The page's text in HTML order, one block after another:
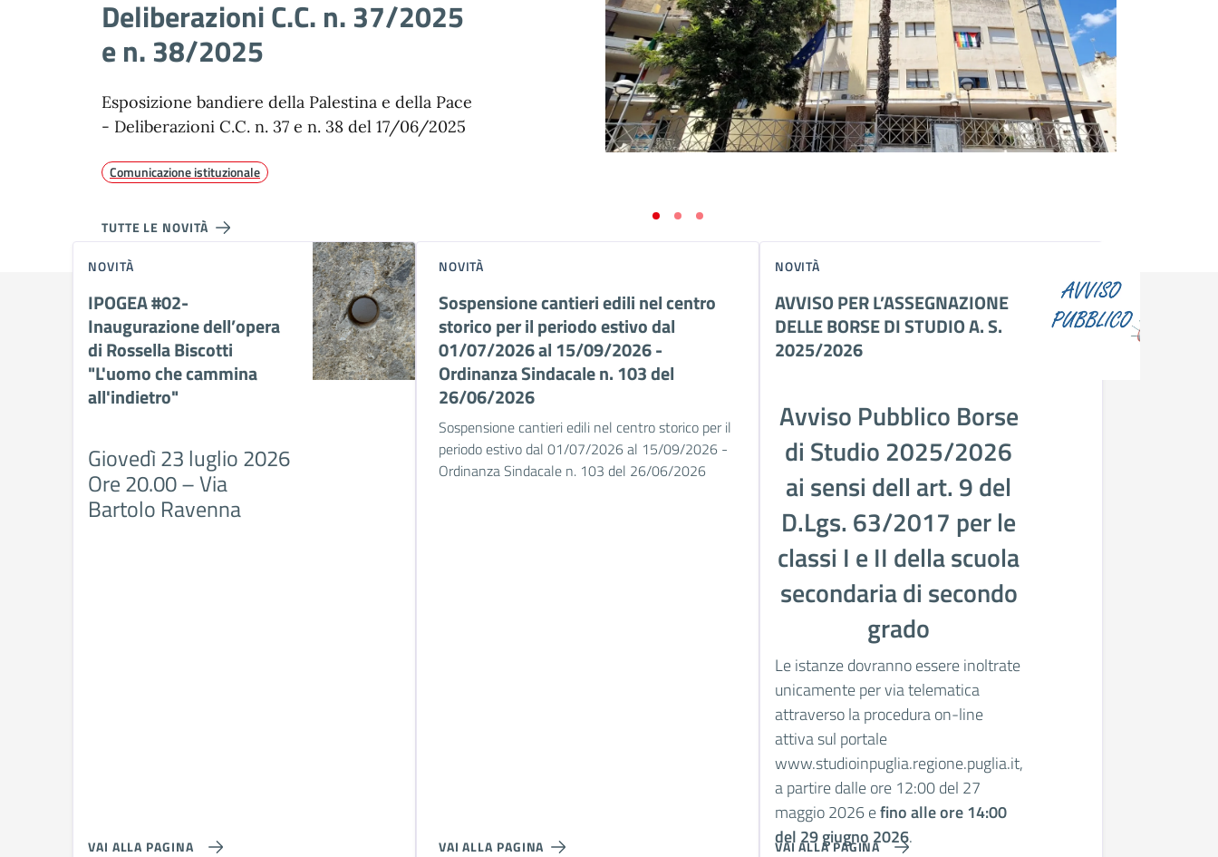
Deliberazioni C.C. n. 37/2025
e n. 38/2025
Esposizione bandiere della Palestina e della Pace
- Deliberazioni C.C. n. 37 e n. 38 del 17/06/2025
Comunicazione istituzionale
TUTTE LE NOVITÀ
NOVITÀ
IPOGEA #02-
Inaugurazione dell’opera
di Rossella Biscotti
"L'uomo che cammina
all'indietro"
Giovedì 23 luglio 2026
Ore 20.00 – Via
Bartolo Ravenna
VAI ALLA PAGINA
NOVITÀ
Sospensione cantieri edili nel centro
storico per il periodo estivo dal
01/07/2026 al 15/09/2026 -
Ordinanza Sindacale n. 103 del
26/06/2026
Sospensione cantieri edili nel centro storico per il
periodo estivo dal 01/07/2026 al 15/09/2026 -
Ordinanza Sindacale n. 103 del 26/06/2026
VAI ALLA PAGINA
NOVITÀ
AVVISO PER L’ASSEGNAZIONE
DELLE BORSE DI STUDIO A. S.
2025/2026
Avviso Pubblico Borse
di Studio 2025/2026
ai sensi dell art. 9 del
D.Lgs. 63/2017 per le
classi I e II della scuola
secondaria di secondo
grado
Le istanze dovranno essere inoltrate
unicamente per via telematica
attraverso la procedura on-line
attiva sul portale
www.studioinpuglia.regione.puglia.it,
a partire dalle ore 12:00 del 27
maggio 2026 efino alle ore 14:00
del 29 giugno 2026.
VAI ALLA PAGINA